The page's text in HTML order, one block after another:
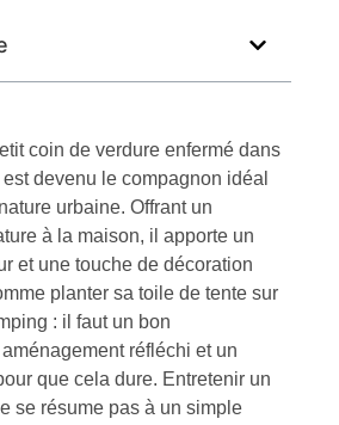
coin de verdure enfermé dans
devenu le compagnon idéal
urbaine. Offrant un
à la maison, il apporte un
et une touche de décoration
planter sa toile de tente sur
: il faut un bon
réfléchi et un
que cela dure. Entretenir un
se résume pas à un simple